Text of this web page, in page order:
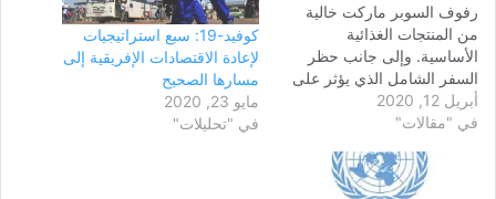
رفوف السوبر ماركت خالية
من المنتجات الغذائية
الأساسية. وإلى جانب حظر
السفر الشامل الذي يؤثر على
العديد من البلدان التي تتصدى
لجائحة فيروس كورونا المستجد
للظن أن النقص في المواد
الغذائية مرتبط بانخفاض
أبريل 12, 2020
في "مقالات"
كوفيد-19: سبع استراتيجيات
لإعادة الاقتصادات الإفريقية إلى
مسارها الصحيح
مايو 23, 2020
في "تحليلات"